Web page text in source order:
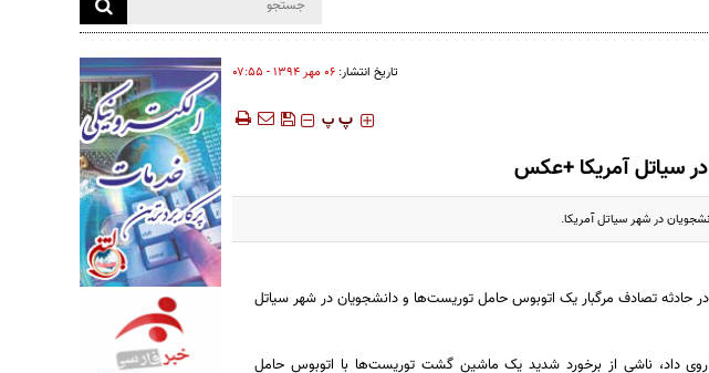
تاریخ انتشار: ۰۶ مهر ۱۳۹۴ - ۰۷:۵۵
‍‍‍ پ پ
سیاتل آمریکا +عکس
در شهر سیاتل آمریکا.
حادثه تصادف مرگبار یک اتوبوس حامل توریست‌ها و دانشجویان در شهر سیاتل
روی داد، ناشی از برخورد شدید یک ماشین گشت توریست‌ها با اتوبوس حامل